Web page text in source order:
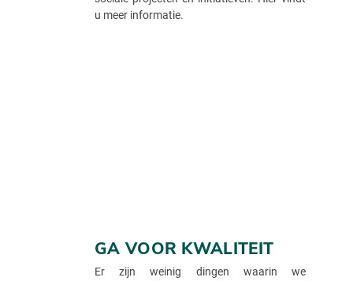
u meer informatie.
GA VOOR KWALITEIT
Er zijn weinig dingen waarin we